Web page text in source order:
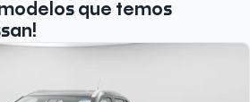
que temos